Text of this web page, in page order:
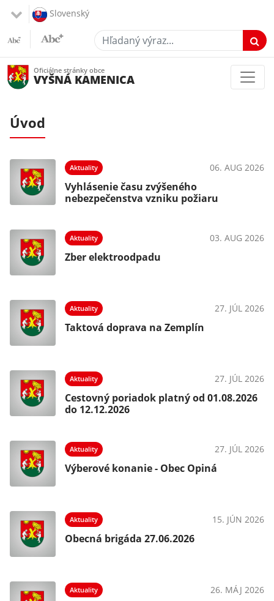
Slovenský
Hľadaný výraz...
Oficiálne stránky obce
VYŠNÁ KAMENICA
Úvod
Aktuality 06. AUG 2026
Vyhlásenie času zvýšeného
nebezpečenstva vzniku požiaru
Aktuality 03. AUG 2026
Zber elektroodpadu
Aktuality 27. JÚL 2026
Taktová doprava na Zemplín
Aktuality 27. JÚL 2026
Cestovný poriadok platný od 01.08.2026
do 12.12.2026
Aktuality 27. JÚL 2026
Výberové konanie - Obec Opiná
Aktuality 15. JÚN 2026
Obecná brigáda 27.06.2026
Aktuality 26. MÁJ 2026